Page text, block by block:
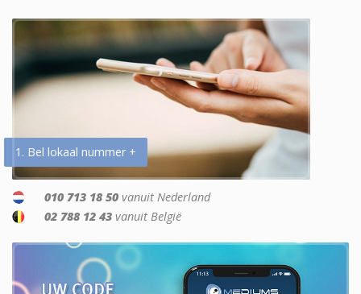
1. Bel lokaal nummer +
010 713 18 50 vanuit Nederland
02 788 12 43 vanuit België